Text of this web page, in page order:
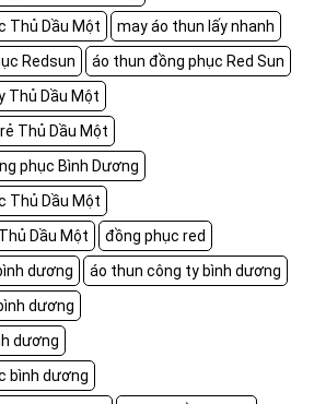
Thủ Dầu Một
may áo thun lấy nhanh
Redsun
áo thun đồng phục Red Sun
Thủ Dầu Một
Thủ Dầu Một
phục Bình Dương
Thủ Dầu Một
Dầu Một
đồng phục red
dương
áo thun công ty bình dương
dương
dương
bình dương